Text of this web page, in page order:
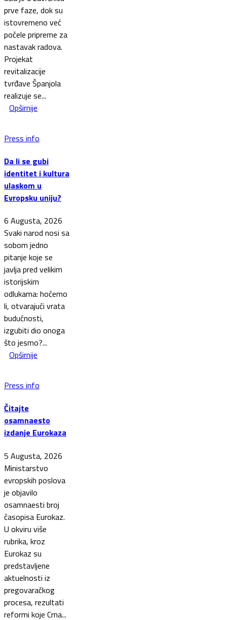
prve faze, dok su
istovremeno već
počele pripreme za
nastavak radova.
Projekat
revitalizacije
tvrđave Španjola
realizuje se...
Opširnije
Press info
Da li se gubi
identitet i kultura
ulaskom u
Evropsku uniju?
6 Augusta, 2026
Svaki narod nosi sa
sobom jedno
pitanje koje se
javlja pred velikim
istorijskim
odlukama: hoćemo
li, otvarajući vrata
budućnosti,
izgubiti dio onoga
što jesmo?...
Opširnije
Press info
Čitajte
osamnaesto
izdanje Eurokaza
5 Augusta, 2026
Ministarstvo
evropskih poslova
je objavilo
osamnaesti broj
časopisa Eurokaz.
U okviru više
rubrika, kroz
Eurokaz su
predstavljene
aktuelnosti iz
pregovaračkog
procesa, rezultati
reformi koje Crna...